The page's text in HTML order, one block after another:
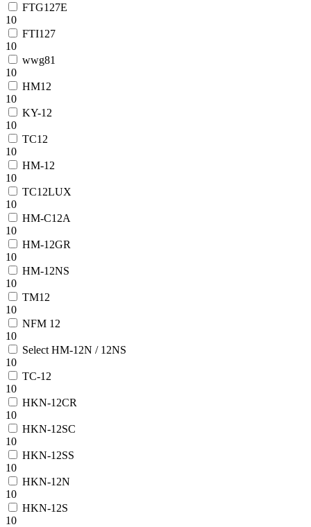
FTG127E
10
FTI127
10
wwg81
10
HM12
10
KY-12
10
TC12
10
HM-12
10
TC12LUX
10
HM-C12A
10
HM-12GR
10
HM-12NS
10
TM12
10
NFM 12
10
Select HM-12N / 12NS
10
TC-12
10
HKN-12CR
10
HKN-12SC
10
HKN-12SS
10
HKN-12N
10
HKN-12S
10